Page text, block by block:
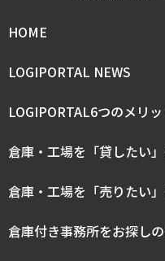
HOME
LOGIPORTAL NEWS
LOGIPORTAL6つのメリッ
倉庫・工場を「貸したい
倉庫・工場を「売りたい
倉庫付き事務所をお探し